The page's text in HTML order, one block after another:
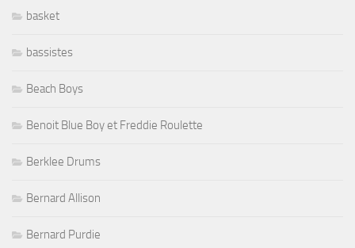
basket
bassistes
Beach Boys
Benoit Blue Boy et Freddie Roulette
Berklee Drums
Bernard Allison
Bernard Purdie